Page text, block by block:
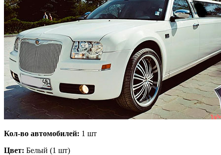
Кол-во автомобилей: 1 шт
Цвет: Белый (1 шт)